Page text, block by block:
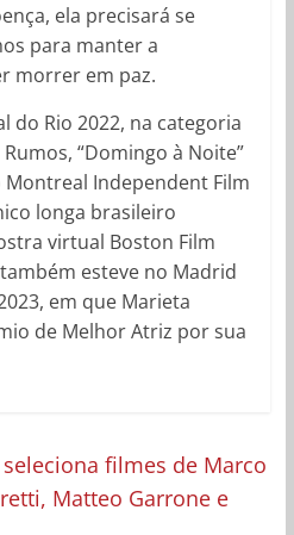
ela precisará se
para manter a
morrer em paz.
do Rio 2022, na categoria
“Domingo à Noite”
Independent Film
longa brasileiro
virtual Boston Film
esteve no Madrid
em que Marieta
de Melhor Atriz por sua
filmes de Marco
Matteo Garrone e